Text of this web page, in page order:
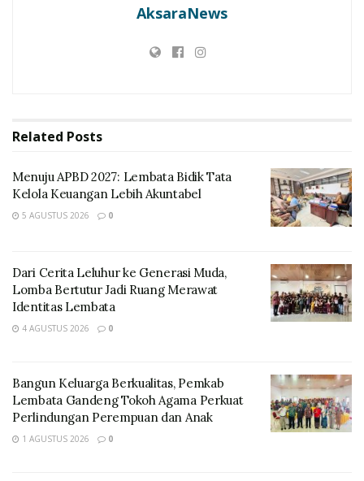
kilometer berhasil mengalirkan air bersih menuju
manis menjelang peringatan Hari Kemerdekaan ke-80
Dari Cerita Leluhur ke Generasi Muda, Lomba
Bertutur Jadi Ruang Merawat Identitas Lembata
Ketua Yayasan Papha Kabupaten Lembata, Paul Dalo,
menyampaikan bahwa keberhasilan tersebut
menginspirasi warga Dusun Lewokurang—yang
lokasinya lebih jauh dan berada di dataran lebih tinggi
yang lebih layak.
AksaraNews
Related Posts
Menuju APBD 2027: Lembata Bidik Tata
Kelola Keuangan Lebih Akuntabel
5 AGUSTUS 2026 0
Dari Cerita Leluhur ke Generasi Muda,
Lomba Bertutur Jadi Ruang Merawat
Identitas Lembata
4 AGUSTUS 2026 0
Bangun Keluarga Berkualitas, Pemkab
Lembata Gandeng Tokoh Agama Perkuat
Perlindungan Perempuan dan Anak
1 AGUSTUS 2026 0